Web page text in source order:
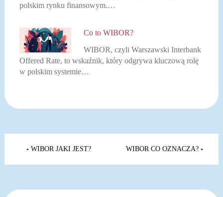
polskim rynku finansowym.…
Co to WIBOR?
WIBOR, czyli Warszawski Interbank
Offered Rate, to wskaźnik, który odgrywa kluczową rolę
w polskim systemie…
Nawigacja
wpisuWIBOR JAKI JEST? WIBOR CO OZNACZA?